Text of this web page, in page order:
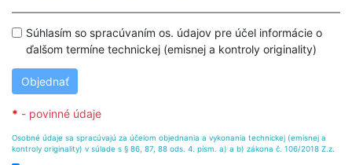
Súhlasím so spracúvaním os. údajov pre účel informácie o
ďalšom termíne technickej (emisnej a kontroly originality)
Objednať
- povinné údaje
Osobné údaje sa spracúvajú za účelom objednania a vykonania technickej (emisnej a
kontroly originality) v súlade s § 86, 87, 88 ods. 4. písm. a) a b) zákona č. 106/2018 Z.z.